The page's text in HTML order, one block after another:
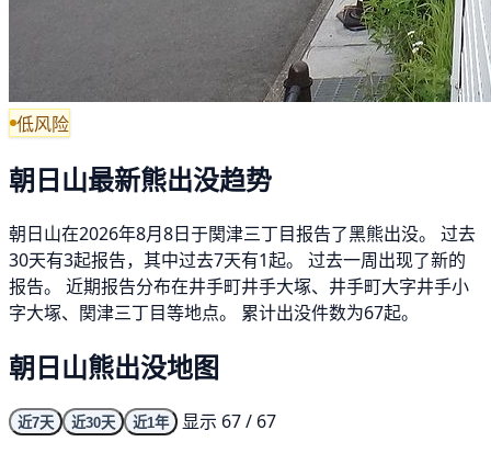
低风险
朝日山最新熊出没趋势
朝日山在2026年8月8日于関津三丁目报告了黑熊出没。 过去
30天有3起报告，其中过去7天有1起。 过去一周出现了新的
报告。 近期报告分布在井手町井手大塚、井手町大字井手小
字大塚、関津三丁目等地点。 累计出没件数为67起。
朝日山熊出没地图
近7天 近30天 近1年
显示 67 / 67